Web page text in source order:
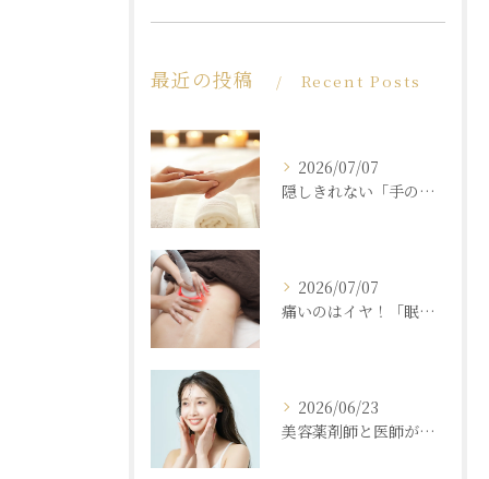
最近の投稿 Recent Posts
2026/07/07
隠しきれない「手の老化」を根本ケア！ふっくら若々しい手肌を取り戻す本格ハンドエステ
2026/07/07
痛いのはイヤ！「眠れるほど気持ちいいのに結果が出る」痩身エステの秘密
2026/06/23
美容薬剤師と医師が共同開発した商材と「真皮層フェイシャル」で内側からもっちり潤う素肌へ